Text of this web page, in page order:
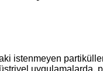
istenmeyen
uygulamalarda,